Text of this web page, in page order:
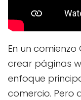
En un
crear páginas
enfoque
comercio.